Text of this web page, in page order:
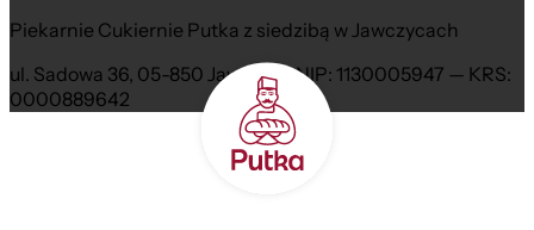
Piekarnie Cukiernie Putka z siedzibą w Jawczycach
ul. Sadowa 36, 05-850 Jawczyce NIP: 1130005947 — KRS:
0000889642